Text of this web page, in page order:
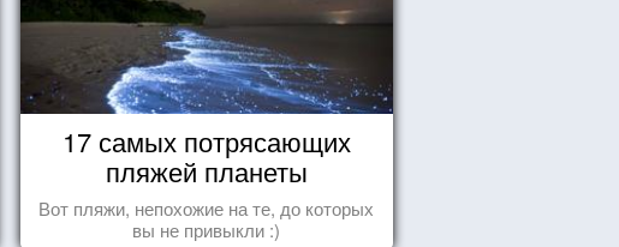
17 самых потрясающих
пляжей планеты
Вот пляжи, непохожие на те, до которых
вы не привыкли :)